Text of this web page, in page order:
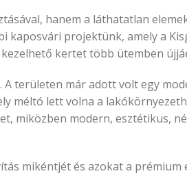
hanem a láthatatlan
kaposvári projektünk, amely a
kertet több ütemben
területen már adott volt egy
lett volna a
miközben modern, esztétikus,
mikéntjét és azokat a